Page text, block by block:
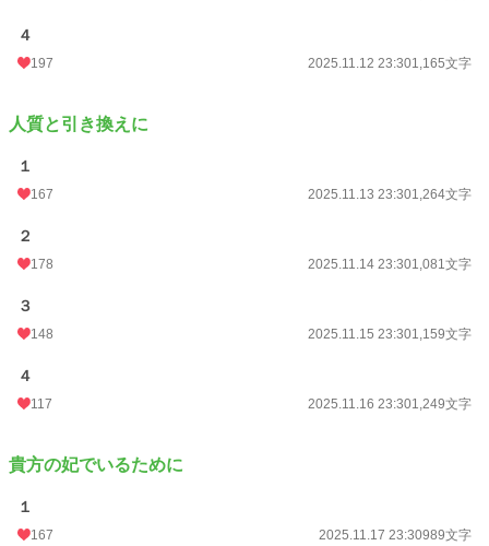
４
197 2025.11.12 23:301,165文字
人質と引き換えに
１
167 2025.11.13 23:301,264文字
２
178 2025.11.14 23:301,081文字
３
148 2025.11.15 23:301,159文字
４
117 2025.11.16 23:301,249文字
貴方の妃でいるために
１
167 2025.11.17 23:30989文字